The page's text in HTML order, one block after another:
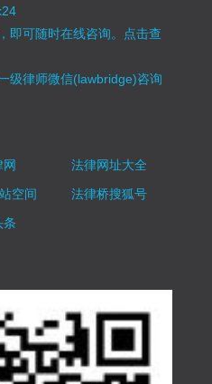
即可随时在线咨询。 点击查
级律师微信(lawbridge)咨询
法律网址大全
空间
法律桥搜狐号
条